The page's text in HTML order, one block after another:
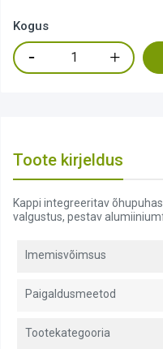
Kogus
Toote kirjeldus
Kappi integreeritav
valgustus, pestav
Imemisvõimsus
Paigaldusmeetod
Tootekategooria